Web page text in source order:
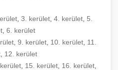
3. kerület 4. kerület 5.
6. kerület
, 9. kerület, 10. kerület, 11.
12. kerület
15. kerület 16. kerület